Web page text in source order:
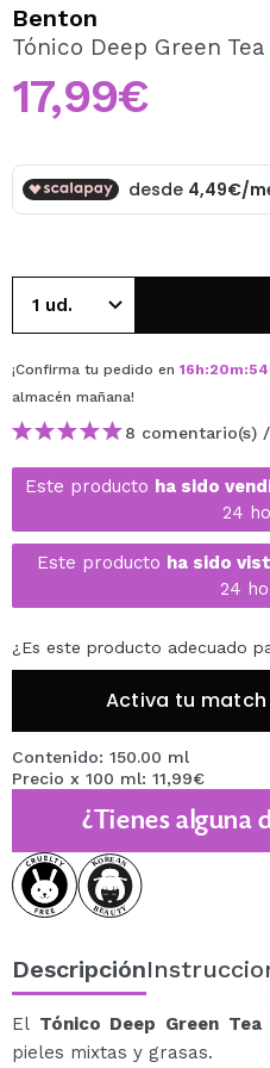
Al crear una cuenta en
tus compras rápidamente,
pedidos y consultar tus
CREAR
Benton
Tónico Deep Green Tea
17,99€
¡Confirma tu pedido en 16h:20m:54
almacén mañana!
8 comentario(s) /
Este producto ha sido
24
Este producto ha sido
24
¿Es este producto adecuado
Activa tu match
Contenido: 150.00 ml
Precio x 100 ml: 11,99€
¿Tienes alguna
Descripción
El Tónico Deep Green Tea
pieles mixtas y grasas.